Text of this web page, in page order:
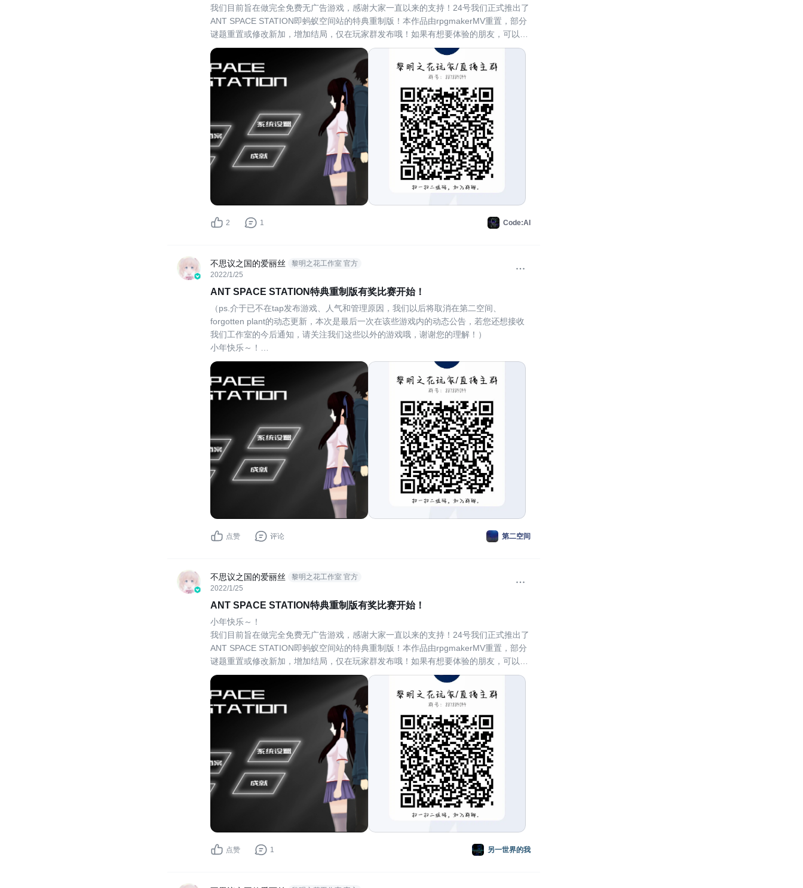
我们目前旨在做完全免费无广告游戏，感谢大家一直以来的支持！24号我们正式推出了
ANT SPACE STATION即蚂蚁空间站的特典重制版！本作品由rpgmakerMV重置，部分
谜题重置或修改新加，增加结局，仅在玩家群发布哦！如果有想要体验的朋友，可以加
入我们的玩家群，游戏都是完全免费无广告的！同时我们在b站也有时会直播一些小众
游戏，游戏资讯id请关注：黎明之花工作室，直播或其他杂视频
Code:AI
2 1
不思议之国的爱丽丝 黎明之花工作室 官方
2022/1/25
ANT SPACE STATION特典重制版有奖比赛开始！
（ps.介于已不在tap发布游戏、人气和管理原因，我们以后将取消在第二空间、
forgotten plant的动态更新，本次是最后一次在该些游戏内的动态公告，若您还想接收
我们工作室的今后通知，请关注我们这些以外的游戏哦，谢谢您的理解！）
小年快乐～！
我们目前旨在做完全免费无广告游戏，感谢大家一直以来的支持！24号我们正式推出了
ANT SPACE STATION即蚂蚁空间站的特典重制版！本作品由rp
第二空间
点赞 评论
不思议之国的爱丽丝 黎明之花工作室 官方
2022/1/25
ANT SPACE STATION特典重制版有奖比赛开始！
小年快乐～！
我们目前旨在做完全免费无广告游戏，感谢大家一直以来的支持！24号我们正式推出了
ANT SPACE STATION即蚂蚁空间站的特典重制版！本作品由rpgmakerMV重置，部分
谜题重置或修改新加，增加结局，仅在玩家群发布哦！如果有想要体验的朋友，可以加
入我们的玩家群，游戏都是完全免费无广告的！同时我们在b站也有时会直播一些小众
游戏，游戏资讯id请关注：黎明之花工作室，直播或其他杂视频
另一世界的我
点赞 1